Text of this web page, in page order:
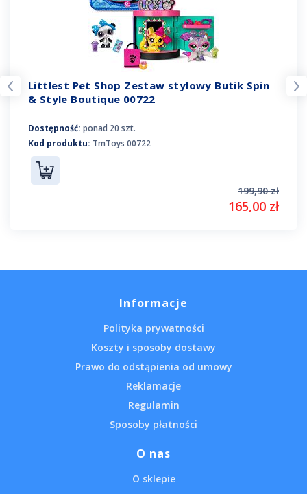
Littlest Pet Shop Zestaw stylowy Butik Spin
& Style Boutique 00722
Dostępność: ponad 20 szt.
Kod produktu: TmToys 00722
199,90 zł
165,00 zł
Informacje
Polityka prywatności
Koszty i sposoby dostawy
Prawo do odstąpienia od umowy
Reklamacje
Regulamin
Sposoby płatności
O nas
O sklepie